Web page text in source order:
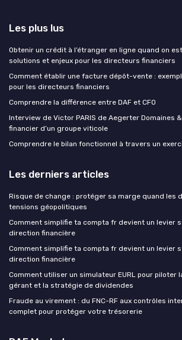
Les plus lus
Obtenir un crédit à l’étranger en ligne quand on
solutions et enjeux pour les directeurs financiers
Comment établir une facture dépôt-vente :
pour les directeurs financiers
Comprendre la différence entre DAF et CFO
Interview de Victor PARIS de Aegerter Domaines
financier d’un groupe viticole
Comprendre le bilan fonctionnel à travers un
Les derniers articles
Risque de change : protéger sa marge quand les
tensions géopolitiques
Comment simplifie ta compta fr devient un levier
direction financière
Comment simplifie ta compta fr devient un levier
direction financière
Comment utiliser un simulateur EURL pour piloter
gérant et la stratégie de dividendes
Fraude au virement : du FNC-RF aux contrôles
complet pour protéger votre trésorerie